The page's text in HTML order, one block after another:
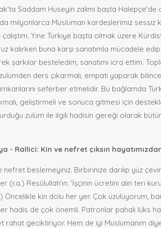
Saddam Hüseyin zalimi başta
milyonlarca Müslüman kardeşlerimiz sessiz
çalıştım. Yine Türkiye başta olmak üzere
kalırken buna karşı sanatımla mücadele
şarkılar besteledim, sanatımı icra ettim.
ders çıkarmalı, empati yaparak
seferber etmelidir. Bu bağlamda
geliştirmeli ve sonuca gitmesi için
zulüm ile ilgili hadisin gereği olarak
- Rallici: Kin ve nefret çıksın
nefret beslemeyiniz. Birbirinize darılıp yüz
(r.a.) Resûlullah'ın: 'İşçinin ücretini alın teri
Öncelikle kin dolu her yer. Çok üzülüyorum,
hadis de çok önemli. Patronlar pahalı lüks
rahat geciktiriyor. Hem de iyi Müslümanım